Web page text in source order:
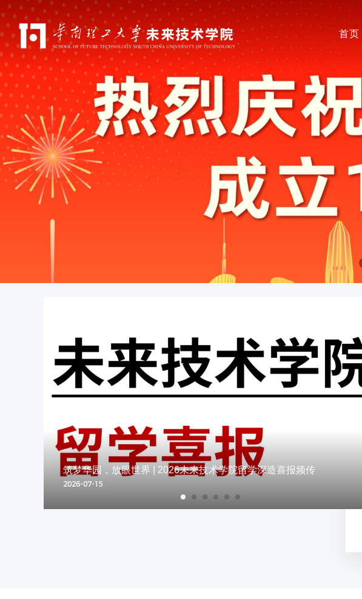
首页
直击现场｜这场“硬核”开放日，带你看见未来的N种可能！
筑梦华园，放眼世界 | 2026未来技术学院留学深造喜报频传
2026-07-15
行而不辍 未来可期 | 华南理工大学未来技术学院举行2026届毕业典礼
喜讯 | 华南理工大学国际校区 RobotIC 战队斩获 ROBOCON 交流赛亚
军
未来技术学院与香港浸会大学深圳研究院携手共建的新一代智能体研发
联合实验室正式启动！
未来技术学院与广电五舟共建的国产可信算力产业应用创新实验室正式
成立！
直击现场｜这场“硬核”开放日，带你看见未来的N种可能！
筑梦华园，放眼世界 | 2026未来技术学院留学深造喜报频传